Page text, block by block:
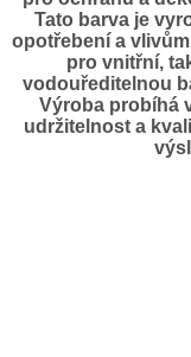
Tato barva je
opotřebení a
pro vnitřní,
vodouředitelnou
Výroba probíhá
udržitelnost a